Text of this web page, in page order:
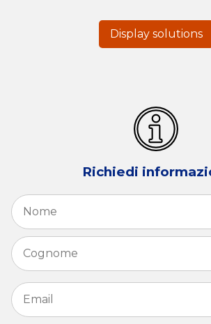
Display solutions
Richiedi
Nome *
Email